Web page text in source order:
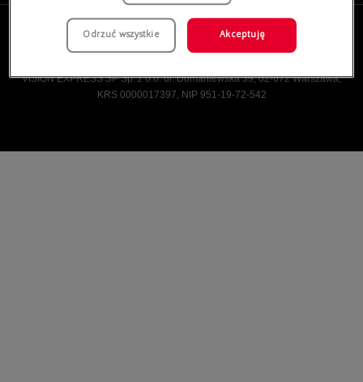
VISION EXPRESS SP Sp. z o.o. ul. Domaniewska 39, 02-672 Warszawa,
KRS 0000017397, NIP 951-19-72-542
Odrzuć wszystkie Akceptuję